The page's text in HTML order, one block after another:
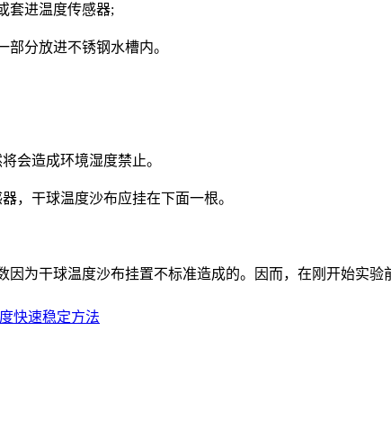
进温度传感器;
分放进不锈钢水槽内。
会造成环境湿度禁止。
干球温度沙布应挂在下面一根。
干球温度沙布挂置不标准造成的。因而，在刚开始实验
快速稳定方法